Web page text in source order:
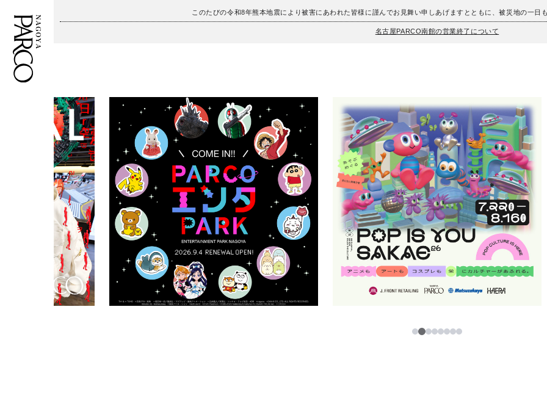
このたびの令和8年熊本地震により被害にあわれた皆様に謹んでお見舞い申しあげますとともに、被災地の一日
名古屋PARCO南館の営業終了について
施設案内・アクセス
イベント・ポップアップ
ニュース
レストラン・カフェ
TAX FREE
PARCOメンバーズ
繁体字
簡体字
한국어
ภาษาไทย
日本語
12345678